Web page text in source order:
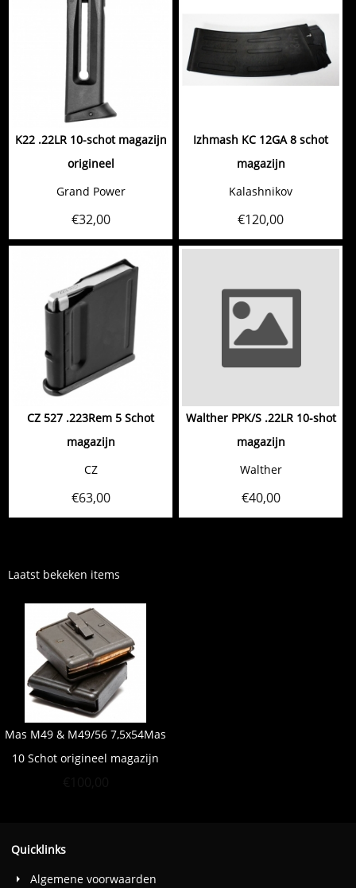
K22 .22LR 10-schot magazijn
origineel
Grand Power
€32,00
Izhmash KC 12GA 8 schot
magazijn
Kalashnikov
€120,00
CZ 527 .223Rem 5 Schot
magazijn
CZ
€63,00
Walther PPK/S .22LR 10-shot
magazijn
Walther
€40,00
Laatst bekeken items
Mas M49 & M49/56 7,5x54Mas
10 Schot origineel magazijn
Quicklinks
Algemene voorwaarden